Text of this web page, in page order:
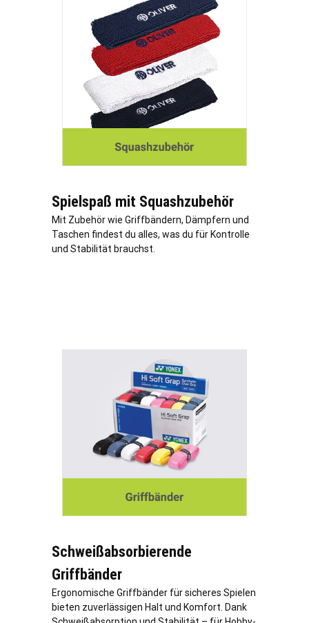
Spielspaß mit Squashzubehör
Mit Zubehör wie Griffbändern, Dämpfern und
Taschen findest du alles, was du für Kontrolle
und Stabilität brauchst.
Schweißabsorbierende
Griffbänder
Ergonomische Griffbänder für sicheres Spielen
bieten zuverlässigen Halt und Komfort. Dank